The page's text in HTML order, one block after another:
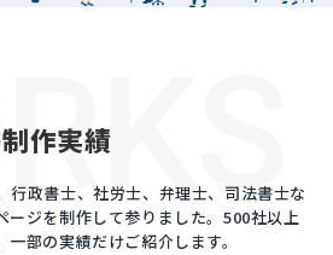
作実績
行政書士、社労士、弁理士、司法書士な
ジを制作して参りました。 500社以上
部の実績だけご紹介します。